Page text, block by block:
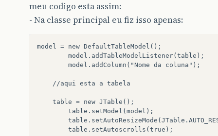
meu codigo esta assim:
- Na classe principal eu fiz isso apenas:
model = new DefaultTableModel();
        model.addTableModelListener(table);
        model.addColumn("Nome da coluna");
        table.setModel(model);
        table.setAutoscrolls(true);